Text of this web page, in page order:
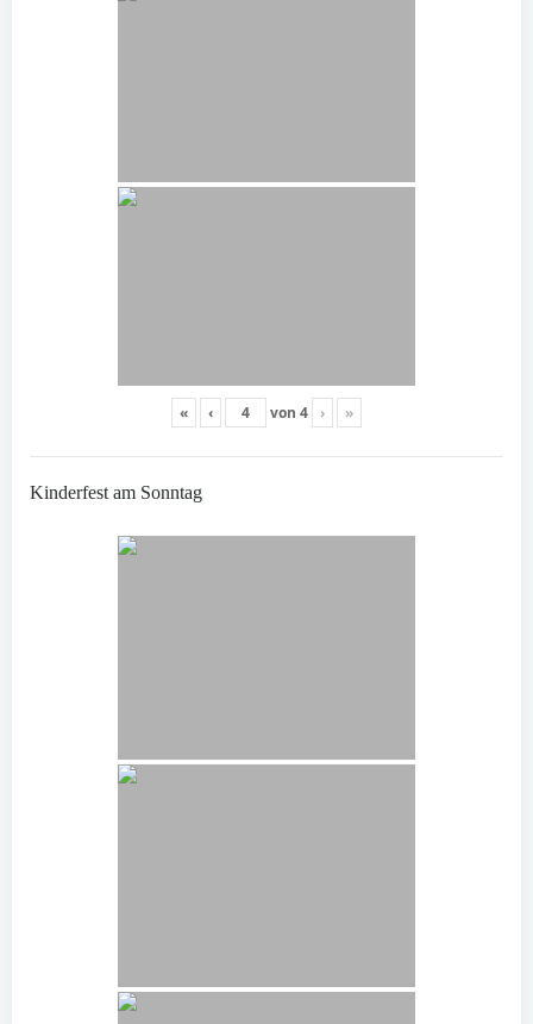
« ‹ von 4 › »
Kinderfest am Sonntag